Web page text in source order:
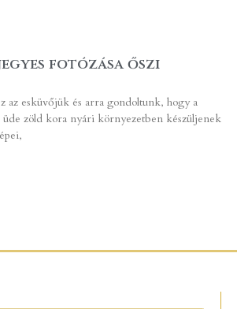
fotózása őszi
az esküvőjük és arra gondoltunk, hogy a
zöld kora nyári környezetben készüljenek